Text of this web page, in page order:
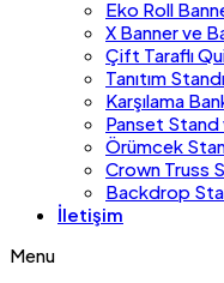
Eko Roll
X Banner ve
Çift Taraflı
Tanıtım
Karşılama
Panset Stand
Örümcek
Crown Truss
Backdrop
İletişim
Menu